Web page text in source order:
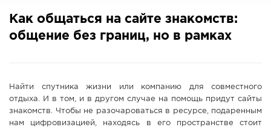
НОВОСТИ
СПРАВОЧНИК
АФИША
СПРАВКА
Как общаться на сайте знакомств:
общение без границ, но в рамках
Найти спутника жизни или компанию для совместного
отдыха. И в том, и в другом случае на помощь придут сайты
знакомств. Чтобы не разочароваться в ресурсе, подаренным
нам цифровизацией, находясь в его пространстве стоит